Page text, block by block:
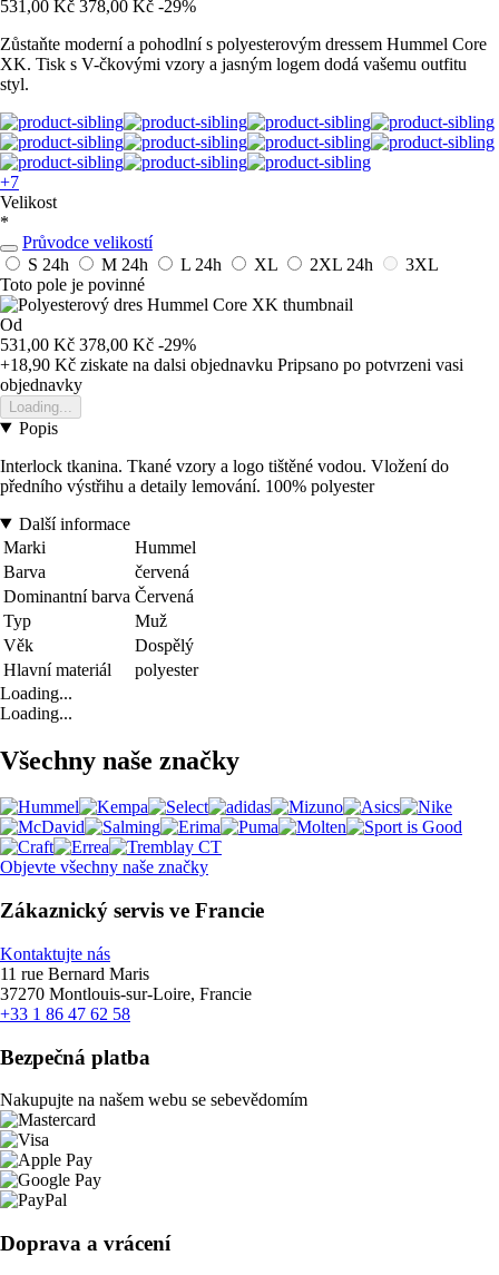
531,00 Kč 378,00 Kč -29%
Zůstaňte moderní a pohodlní s polyesterovým dressem Hummel Core
XK. Tisk s V-čkovými vzory a jasným logem dodá vašemu outfitu
styl.
+7
Velikost
*
Průvodce velikostí
S 24h M 24h L 24h XL 2XL 24h
3XL
Toto pole je povinné
Od
531,00 Kč 378,00 Kč -29%
+18,90 Kč ziskate na dalsi objednavku Pripsano po potvrzeni vasi
objednavky
Loading...
Popis
Interlock tkanina. Tkané vzory a logo tištěné vodou. Vložení do
předního výstřihu a detaily lemování. 100% polyester
Další informace
Marki
Hummel
Barva
červená
Dominantní barva Červená
Typ
Muž
Věk
Dospělý
Hlavní materiál
polyester
Loading...
Loading...
Všechny naše značky
Objevte všechny naše značky
Zákaznický servis ve Francie
Kontaktujte nás
11 rue Bernard Maris
37270 Montlouis-sur-Loire, Francie
+33 1 86 47 62 58
Bezpečná platba
Nakupujte na našem webu se sebevědomím
Doprava a vrácení